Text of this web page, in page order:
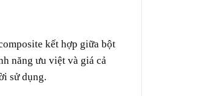
kết hợp giữa bột
năng ưu việt và giá cả
sử dụng.